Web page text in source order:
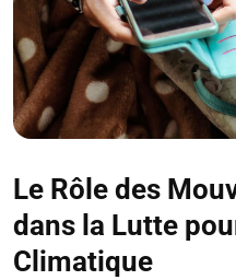
Le Rôle des
dans la Lutte
Climatique